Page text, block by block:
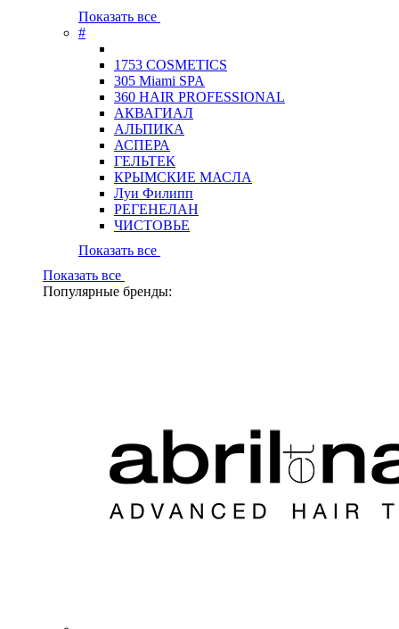
Показать все
#
1753 COSMETICS
305 Miami SPA
360 HAIR PROFESSIONAL
АКВАГИАЛ
АЛЬПИКА
АСПЕРА
ГЕЛЬТЕК
КРЫМСКИЕ МАСЛА
Луи Филипп
РЕГЕНЕЛАН
ЧИСТОВЬЕ
Показать все
Показать все
Популярные бренды: